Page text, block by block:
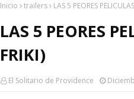
Inicio trailers LAS 5 PEORES
LAS 5 PEORES
FRIKI)
El Solitario de Providence